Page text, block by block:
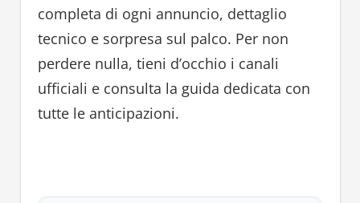
completa di ogni annuncio, dettaglio
tecnico e sorpresa sul palco. Per non
perdere nulla, tieni d’occhio i canali
ufficiali e consulta la guida dedicata con
tutte le anticipazioni.